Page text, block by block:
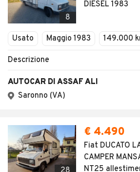
8
DIESEL 1983
Usato Maggio 1983 149.000
Descrizione
AUTOCAR DI ASSAF ALI
Saronno (VA)
€ 4.490
Fiat DUCATO
CAMPER
NT25